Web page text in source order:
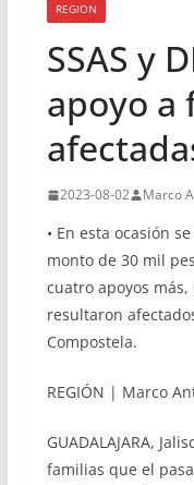
REGION
SSAS y
apoyo a
2023-08-02 Marco
• En esta ocasión
monto de 30 mil
cuatro apoyos
resultaron
Compostela.
REGIÓN | Marco
GUADALAJARA,
familias que el